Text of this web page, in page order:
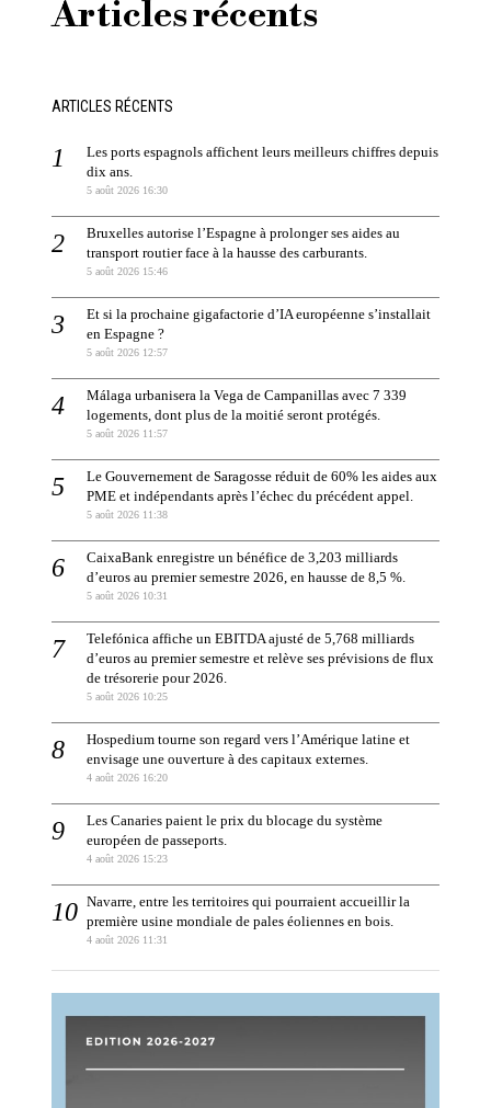
Articles récents
ARTICLES RÉCENTS
Les ports espagnols affichent leurs meilleurs chiffres depuis
dix ans.
5 août 2026 16:30
Bruxelles autorise l’Espagne à prolonger ses aides au
transport routier face à la hausse des carburants.
5 août 2026 15:46
Et si la prochaine gigafactorie d’IA européenne s’installait
en Espagne ?
5 août 2026 12:57
Málaga urbanisera la Vega de Campanillas avec 7 339
logements, dont plus de la moitié seront protégés.
5 août 2026 11:57
Le Gouvernement de Saragosse réduit de 60% les aides aux
PME et indépendants après l’échec du précédent appel.
5 août 2026 11:38
CaixaBank enregistre un bénéfice de 3,203 milliards
d’euros au premier semestre 2026, en hausse de 8,5 %.
5 août 2026 10:31
Telefónica affiche un EBITDA ajusté de 5,768 milliards
d’euros au premier semestre et relève ses prévisions de flux
de trésorerie pour 2026.
5 août 2026 10:25
Hospedium tourne son regard vers l’Amérique latine et
envisage une ouverture à des capitaux externes.
4 août 2026 16:20
Les Canaries paient le prix du blocage du système
européen de passeports.
4 août 2026 15:23
Navarre, entre les territoires qui pourraient accueillir la
première usine mondiale de pales éoliennes en bois.
4 août 2026 11:31